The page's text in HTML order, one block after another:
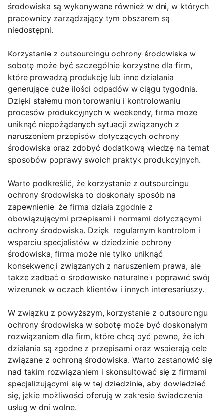
środowiska są wykonywane również w dni, w których
pracownicy zarządzający tym obszarem są
niedostępni.
Korzystanie z outsourcingu ochrony środowiska w
sobotę może być szczególnie korzystne dla firm,
które prowadzą produkcję lub inne działania
generujące duże ilości odpadów w ciągu tygodnia.
Dzięki stałemu monitorowaniu i kontrolowaniu
procesów produkcyjnych w weekendy, firma może
uniknąć niepożądanych sytuacji związanych z
naruszeniem przepisów dotyczących ochrony
środowiska oraz zdobyć dodatkową wiedzę na temat
sposobów poprawy swoich praktyk produkcyjnych.
Warto podkreślić, że korzystanie z outsourcingu
ochrony środowiska to doskonały sposób na
zapewnienie, że firma działa zgodnie z
obowiązującymi przepisami i normami dotyczącymi
ochrony środowiska. Dzięki regularnym kontrolom i
wsparciu specjalistów w dziedzinie ochrony
środowiska, firma może nie tylko uniknąć
konsekwencji związanych z naruszeniem prawa, ale
także zadbać o środowisko naturalne i poprawić swój
wizerunek w oczach klientów i innych interesariuszy.
W związku z powyższym, korzystanie z outsourcingu
ochrony środowiska w sobotę może być doskonałym
rozwiązaniem dla firm, które chcą być pewne, że ich
działania są zgodne z przepisami oraz wspierają cele
związane z ochroną środowiska. Warto zastanowić się
nad takim rozwiązaniem i skonsultować się z firmami
specjalizującymi się w tej dziedzinie, aby dowiedzieć
się, jakie możliwości oferują w zakresie świadczenia
usług w dni wolne.